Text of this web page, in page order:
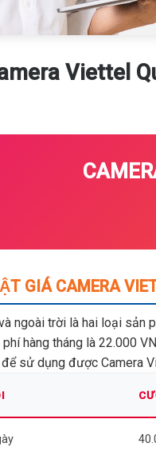
Viettel
GIÁ CAMERA
ngoài trời là hai loại sản
hàng tháng là 22.000
sử dụng được Camera